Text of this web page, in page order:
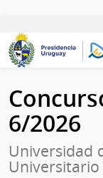
6/2026
Universidad
Universitario